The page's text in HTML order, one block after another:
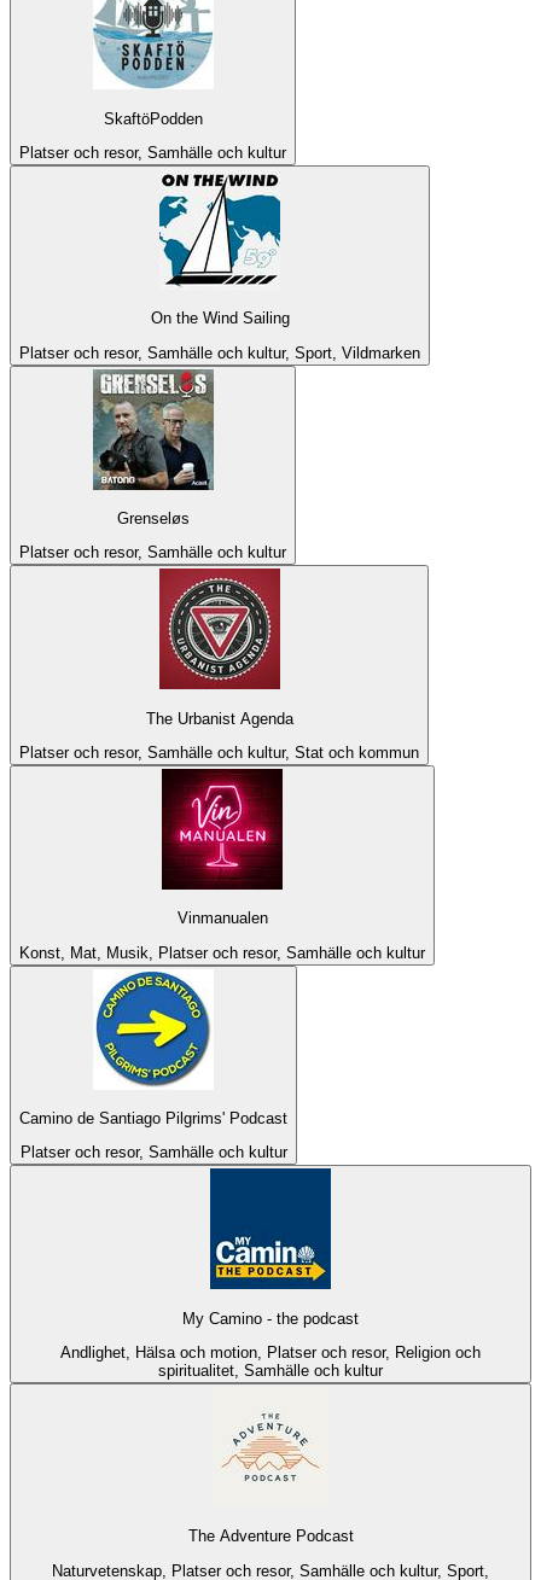
SkaftöPodden
Platser och resor, Samhälle och kultur
On the Wind Sailing
Platser och resor, Samhälle och kultur, Sport, Vildmarken
Grenseløs
Platser och resor, Samhälle och kultur
The Urbanist Agenda
Platser och resor, Samhälle och kultur, Stat och kommun
Vinmanualen
Konst, Mat, Musik, Platser och resor, Samhälle och kultur
Camino de Santiago Pilgrims' Podcast
Platser och resor, Samhälle och kultur
My Camino - the podcast
Andlighet, Hälsa och motion, Platser och resor, Religion och
spiritualitet, Samhälle och kultur
The Adventure Podcast
Naturvetenskap, Platser och resor, Samhälle och kultur, Sport,